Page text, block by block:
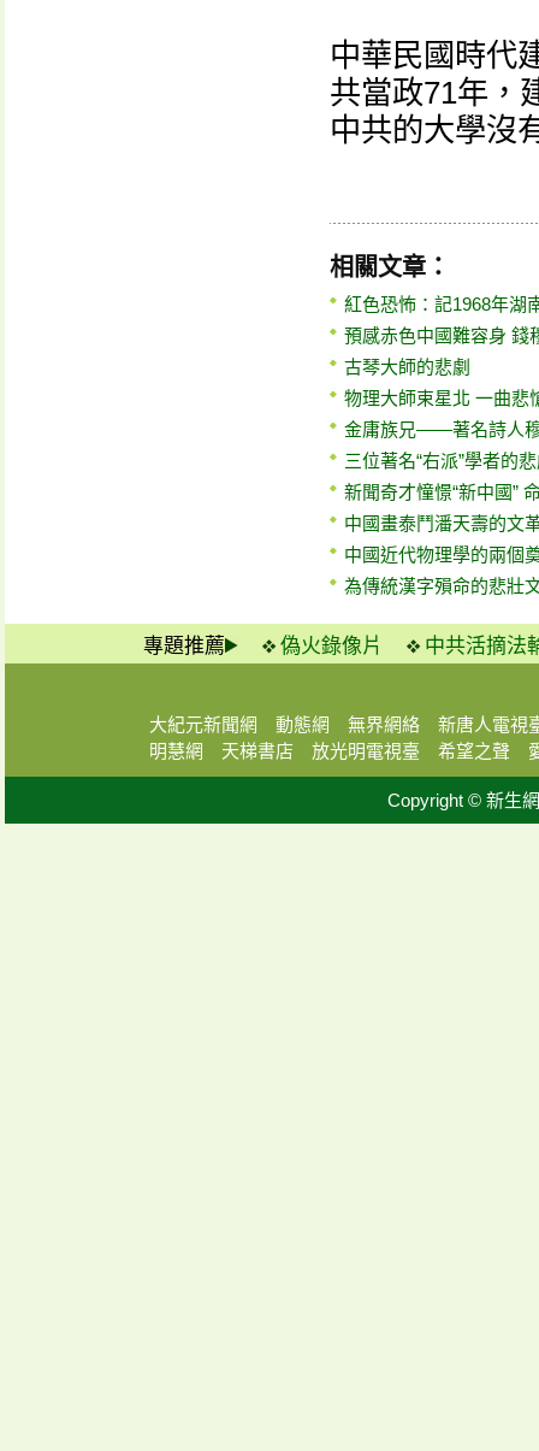
中華民國時代
共當政71年，
中共的大學沒
相關文章：
紅色恐怖：記1968年湖
預感赤色中國難容身 錢
古琴大師的悲劇
物理大師束星北 一曲悲
金庸族兄——著名詩人
三位著名“右派”學者的
新聞奇才憧憬“新中國”
中國畫泰鬥潘天壽的文
中國近代物理學的兩個
為傳統漢字殞命的悲壯
專題推薦 偽火錄像片 中共活摘法
大紀元新聞網 動態網 無界網絡
新唐人電視
明慧網
天梯書店 放光明電視臺 希望之聲
Copyright © 新生